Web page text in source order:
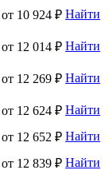
от 10 924 ₽ Найти
от 12 014 ₽ Найти
от 12 269 ₽ Найти
от 12 624 ₽ Найти
от 12 652 ₽ Найти
от 12 839 ₽ Найти